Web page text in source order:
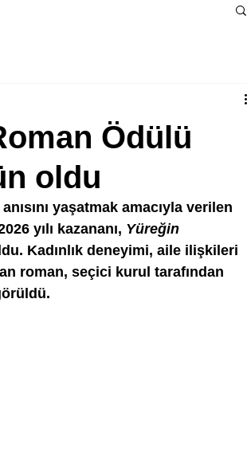
Ödülü
oldu
yaşatmak amacıyla verilen
yılı kazananı, Yüreğin
Kadınlık deneyimi, aile ilişkileri
roman, seçici kurul tarafından